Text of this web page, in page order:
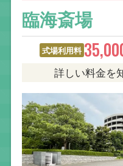
臨海斎場
式場利用料
詳しい料金を